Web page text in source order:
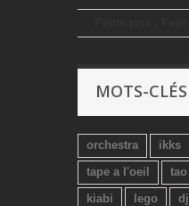
MOTS-CLÉS
orchestra ikks
tape a l'oeil
tao
kiabi
lego